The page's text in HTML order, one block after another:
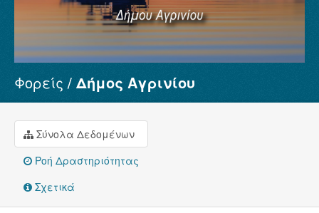
Σύνολα Δεδομένων
Φορείς
Ομάδες
Σχετικά
Φορείς Δήμος Αγρινίου
Σύνολα Δεδομένων
Ροή Δραστηριότητας
Σχετικά